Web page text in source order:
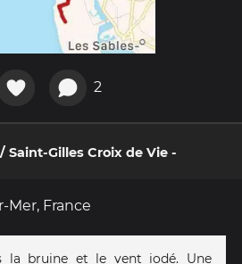
2
Gilles Croix de Vie -
Mer, France
la bruine et le vent iodé. Une